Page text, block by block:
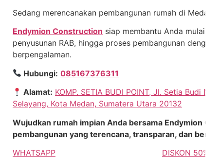
Sedang merencanakan pembangunan rumah di Medan
Endymion Construction siap membantu Anda mulai
penyusunan RAB, hingga proses pembangunan
berpengalaman.
Hubungi: 085167376311
Alamat: KOMP. SETIA BUDI POINT, Jl. Setia Budi
Selayang, Kota Medan, Sumatera Utara 20132
Wujudkan rumah impian Anda bersama Endymion
pembangunan yang terencana, transparan, dan
WHATSAPP
DISKON 50%